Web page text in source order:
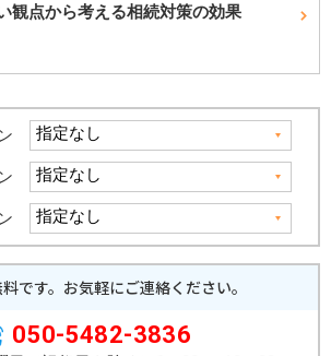
観点から考える相続対策の効果
です。 お気軽にご連絡ください。
050-5482-3836